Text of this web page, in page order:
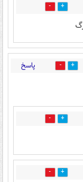
0
9 پاسخ
3
1